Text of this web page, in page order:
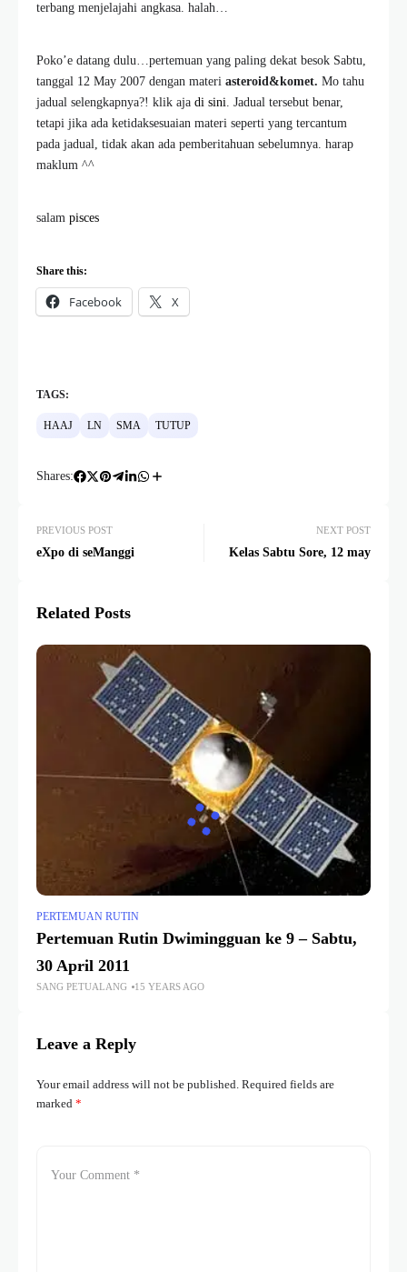
terbang menjelajahi angkasa. halah…
Poko’e datang dulu…pertemuan yang paling dekat besok Sabtu,
tanggal 12 May 2007 dengan materi asteroid&komet. Mo tahu
jadual selengkapnya?! klik aja di sini. Jadual tersebut benar,
tetapi jika ada ketidaksesuaian materi seperti yang tercantum
pada jadual, tidak akan ada pemberitahuan sebelumnya. harap
maklum ^^
salam pisces
Share this:
Facebook X
TAGS:
HAAJ LN SMA TUTUP
Shares:
PREVIOUS POST
eXpo di seManggi
NEXT POST
Kelas Sabtu Sore, 12 may
Related Posts
PERTEMUAN RUTIN
Pertemuan Rutin Dwimingguan ke 9 – Sabtu,
30 April 2011
SANG PETUALANG 15 YEARS AGO
Leave a Reply
Your email address will not be published. Required fields are
marked *